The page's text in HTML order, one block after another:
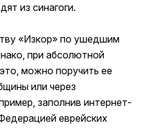
из синагоги.
«Изкор» по ушедшим
при абсолютной
можно поручить ее
или через
заполнив интернет-
еврейских